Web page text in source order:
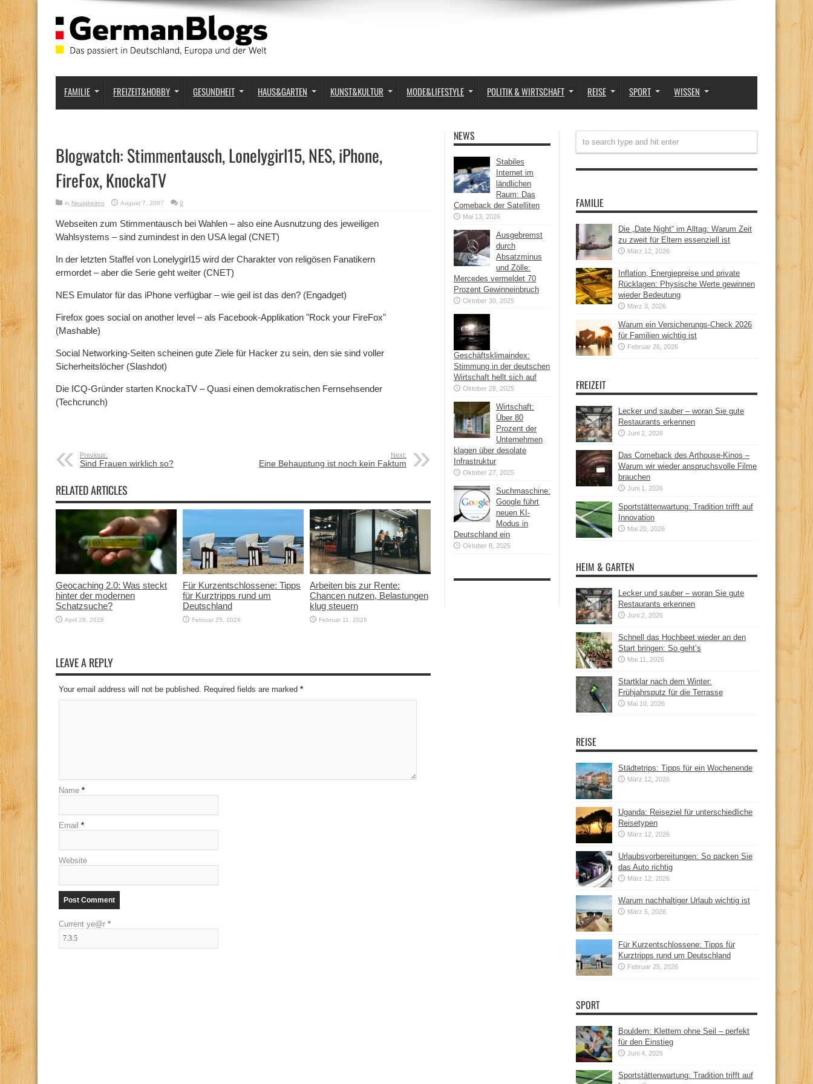
FAMILIE FREIZEIT&HOBBY GESUNDHEIT HAUS&GARTEN KUNST&KULTUR MODE&LIFESTYLE POLITIK & WIRTSCHAFT REISE SPORT WISSEN
Blogwatch: Stimmentausch, Lonelygirl15, NES, iPhone,
FireFox, KnockaTV
in Neuigkeiten August 7, 2007 0
Webseiten zum Stimmentausch bei Wahlen – also eine Ausnutzung des jeweiligen
Wahlsystems – sind zumindest in den USA legal (CNET)
In der letzten Staffel von Lonelygirl15 wird der Charakter von religösen Fanatikern
ermordet – aber die Serie geht weiter (CNET)
NES Emulator für das iPhone verfügbar – wie geil ist das den? (Engadget)
Firefox goes social on another level – als Facebook-Applikation "Rock your FireFox"
(Mashable)
Social Networking-Seiten scheinen gute Ziele für Hacker zu sein, den sie sind voller
Sicherheitslöcher (Slashdot)
Die ICQ-Gründer starten KnockaTV – Quasi einen demokratischen Fernsehsender
(Techcrunch)
Previous:
Sind Frauen wirklich so?
Next:
Eine Behauptung ist noch kein Faktum
RELATED ARTICLES
Geocaching 2.0: Was steckt
hinter der modernen
Schatzsuche?
April 28, 2026
Für Kurzentschlossene: Tipps
für Kurztripps rund um
Deutschland
Februar 25, 2026
Arbeiten bis zur Rente:
Chancen nutzen, Belastungen
klug steuern
Februar 11, 2026
LEAVE A REPLY
Your email address will not be published. Required fields are marked *
Name *
Email *
Website
Current ye@r *
NEWS
Stabiles
Internet im
ländlichen
Raum: Das
Comeback der Satelliten
Mai 13, 2026
Ausgebremst
durch
Absatzminus
und Zölle:
Mercedes vermeldet 70
Prozent Gewinneinbruch
Oktober 30, 2025
Geschäftsklimaindex:
Stimmung in der deutschen
Wirtschaft hellt sich auf
Oktober 28, 2025
Wirtschaft:
Über 80
Prozent der
Unternehmen
klagen über desolate
Infrastruktur
Oktober 27, 2025
Suchmaschine:
Google führt
neuen KI-
Modus in
Deutschland ein
Oktober 8, 2025
FAMILIE
Die „Date Night“ im Alltag: Warum Zeit
zu zweit für Eltern essenziell ist
März 12, 2026
Inflation, Energiepreise und private
Rücklagen: Physische Werte gewinnen
wieder Bedeutung
März 3, 2026
Warum ein Versicherungs-Check 2026
für Familien wichtig ist
Februar 26, 2026
FREIZEIT
Lecker und sauber – woran Sie gute
Restaurants erkennen
Juni 2, 2026
Das Comeback des Arthouse-Kinos –
Warum wir wieder anspruchsvolle Filme
brauchen
Juni 1, 2026
Sportstättenwartung: Tradition trifft auf
Innovation
Mai 20, 2026
HEIM & GARTEN
Lecker und sauber – woran Sie gute
Restaurants erkennen
Juni 2, 2026
Schnell das Hochbeet wieder an den
Start bringen: So geht’s
Mai 11, 2026
Startklar nach dem Winter:
Frühjahrsputz für die Terrasse
Mai 10, 2026
REISE
Städtetrips: Tipps für ein Wochenende
März 12, 2026
Uganda: Reiseziel für unterschiedliche
Reisetypen
März 12, 2026
Urlaubsvorbereitungen: So packen Sie
das Auto richtig
März 12, 2026
Warum nachhaltiger Urlaub wichtig ist
März 5, 2026
Für Kurzentschlossene: Tipps für
Kurztripps rund um Deutschland
Februar 25, 2026
SPORT
Bouldern: Klettern ohne Seil – perfekt
für den Einstieg
Juni 4, 2026
Sportstättenwartung: Tradition trifft auf